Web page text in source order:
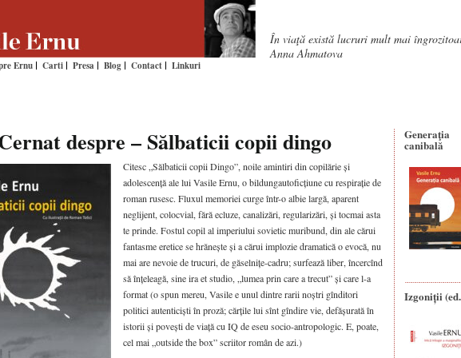
Ernu Carti Presa Blog Contact Linkuri
În viaţă există lucruri mult mai
Anna Ahmatova
despre – Sălbaticii copii dingo
Citesc „Sălbaticii copii Dingo”, noile amintiri din copilărie și
adolescență ale lui Vasile Ernu, o bildungautoficțiune cu respirație de
roman rusesc. Fluxul memoriei curge într-o albie largă, aparent
neglijent, colocvial, fără ecluze, canalizări, regularizări, și tocmai asta
te prinde. Fostul copil al imperiului sovietic muribund, din ale cărui
fantasme eretice se hrănește și a cărui implozie dramatică o evocă, nu
mai are nevoie de trucuri, de găselnițe-cadru; surfează liber, încercînd
să înțeleagă, sine ira et studio, „lumea prin care a trecut” și care l-a
format (o spun mereu, Vasile e unul dintre rarii noștri gînditori
politici autenticiști în proză; cărțile lui sînt gîndire vie, defășurată în
istorii și povești de viață cu IQ de eseu socio-antropologic. E, poate,
cel mai „outside the box” scriitor român de azi.)
Generaţia
canibală
Izgoniții